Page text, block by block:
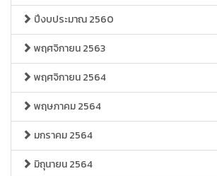
ปีงบประมาณ 2560
พฤศจิกายน 2563
พฤศจิกายน 2564
พฤษภาคม 2564
มกราคม 2564
มิถุนายน 2564